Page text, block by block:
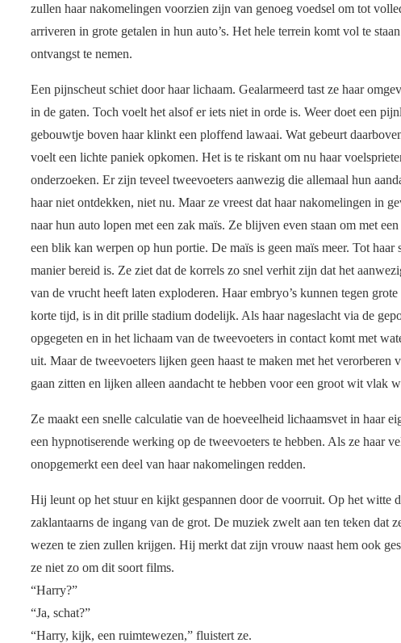
zullen haar nakomelingen voorzien zijn van genoeg voedsel om tot
arriveren in grote getalen in hun auto’s. Het hele terrein komt vol te
ontvangst te nemen.
Een pijnscheut schiet door haar lichaam. Gealarmeerd tast ze haar
in de gaten. Toch voelt het alsof er iets niet in orde is. Weer doet een
gebouwtje boven haar klinkt een ploffend lawaai. Wat gebeurt
voelt een lichte paniek opkomen. Het is te riskant om nu haar
onderzoeken. Er zijn teveel tweevoeters aanwezig die allemaal hun
haar niet ontdekken, niet nu. Maar ze vreest dat haar nakomelingen in
naar hun auto lopen met een zak maïs. Ze blijven even staan om met
een blik kan werpen op hun portie. De maïs is geen maïs meer. Tot haar
manier bereid is. Ze ziet dat de korrels zo snel verhit zijn dat het
van de vrucht heeft laten exploderen. Haar embryo’s kunnen tegen
korte tijd, is in dit prille stadium dodelijk. Als haar nageslacht via de
opgegeten en in het lichaam van de tweevoeters in contact komt met
uit. Maar de tweevoeters lijken geen haast te maken met het
gaan zitten en lijken alleen aandacht te hebben voor een groot wit vlak
Ze maakt een snelle calculatie van de hoeveelheid lichaamsvet in haar
een hypnotiserende werking op de tweevoeters te hebben. Als ze haar
onopgemerkt een deel van haar nakomelingen redden.
Hij leunt op het stuur en kijkt gespannen door de voorruit. Op het witte
zaklantaarns de ingang van de grot. De muziek zwelt aan ten teken dat
wezen te zien zullen krijgen. Hij merkt dat zijn vrouw naast hem ook
ze niet zo om dit soort films.
“Harry?”
“Ja, schat?”
“Harry, kijk, een ruimtewezen,” fluistert ze.